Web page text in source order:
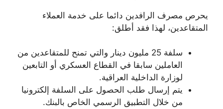
يحرص مصرف الرافدين دائما على خدمة العملاء
المتقاعدين، لهذا فقد أطلق:
سلفة 25 مليون دينار والتي تمنح للمتقاعدين من
العاملين سابقا في القطاع العسكري أو التابعين
لوزارة الداخلية العراقية.
يتم إرسال طلب الحصول على السلفة إلكترونيا
من خلال التطبيق الرسمي الخاص بالبنك.